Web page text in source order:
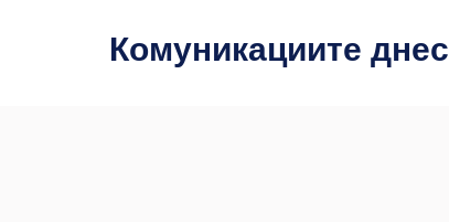
Комуникациите днес